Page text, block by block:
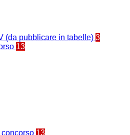
(da pubblicare in tabelle) 3
13
13